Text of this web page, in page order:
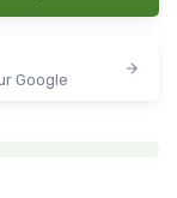
Google